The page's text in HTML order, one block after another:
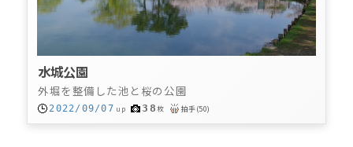
水城公園
外堀を整備した池と桜の公園
2022/09/07 up 38枚 拍手(50)